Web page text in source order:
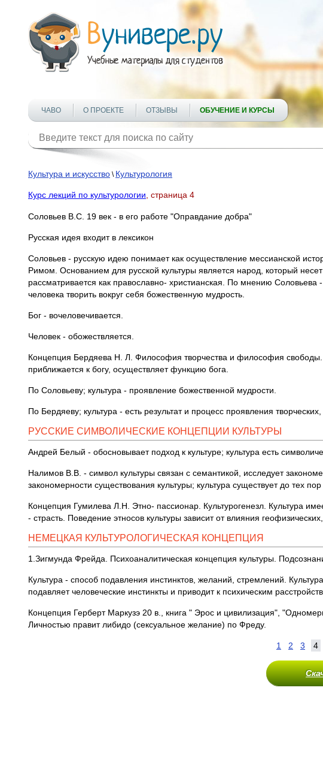
ЧАВО О ПРОЕКТЕ ОТЗЫВЫ ОБУЧЕНИЕ И КУРСЫ
Культура и искусство \ Культурология
Курс лекций по культурологии , страница 4
Соловьев В.С. 19 век - в его работе "Оправдание добра"
Русская идея входит в лексикон
Соловьев - русскую идею понимает как осуществление мессианской
Римом. Основанием для русской культуры является народ, который
рассматривается как православно- христианская. По мнению Соловьева
человека творить вокруг себя божественную мудрость.
Бог - вочеловечивается.
Человек - обожествляется.
Концепция Бердяева Н. Л. Философия творчества и философия свободы.
приближается к богу, осуществляет функцию бога.
По Соловьеву; культура - проявление божественной мудрости.
По Бердяеву; культура - есть результат и процесс проявления
РУССКИЕ СИМВОЛИЧЕСКИЕ КОНЦЕПЦИИ КУЛЬТУРЫ
Андрей Белый - обосновывает подход к культуре; культура есть
Налимов В.В. - символ культуры связан с семантикой, исследует
закономерности существования культуры; культура существует до тех
Концепция Гумилева Л.Н. Этно- пассионар. Культурогенезл. Культура
- страсть. Поведение этносов культуры зависит от влияния
НЕМЕЦКАЯ КУЛЬТУРОЛОГИЧЕСКАЯ КОНЦЕПЦИЯ
1.Зигмунда Фрейда. Психоаналитическая концепция культуры.
Культура - способ подавления инстинктов, желаний, стремлений.
подавляет человеческие инстинкты и приводит к психическим
Концепция Герберт Маркузэ 20 в., книга " Эрос и цивилизация",
Личностью правит либидо (сексуальное желание) по Фреду.
1 2 3 4